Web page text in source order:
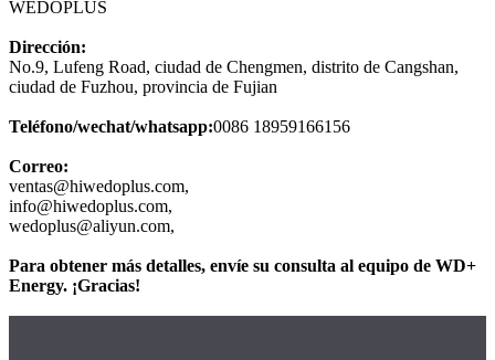
WEDOPLUS
Dirección:
No.9, Lufeng Road, ciudad de Chengmen, distrito de Cangshan,
ciudad de Fuzhou, provincia de Fujian
Teléfono/wechat/whatsapp:0086 18959166156
Correo:
ventas@hiwedoplus.com,
info@hiwedoplus.com,
wedoplus@aliyun.com,
Para obtener más detalles, envíe su consulta al equipo de WD+
Energy. ¡Gracias!